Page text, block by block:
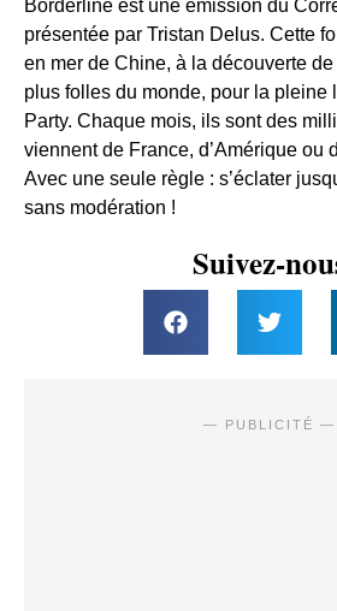
Borderline est une émission du
présentée par Tristan Delus. Cette
en mer de Chine, à la découverte de
plus folles du monde, pour la pleine
Party. Chaque mois, ils sont des
viennent de France, d’Amérique ou
Avec une seule règle : s’éclater
sans modération !
Suivez-
— PUBLICITÉ —